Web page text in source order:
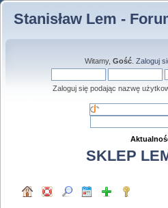
Stanisław Lem -
Witamy, Gość. Zaloguj
Zaloguj się podając nazwę
SKLEP